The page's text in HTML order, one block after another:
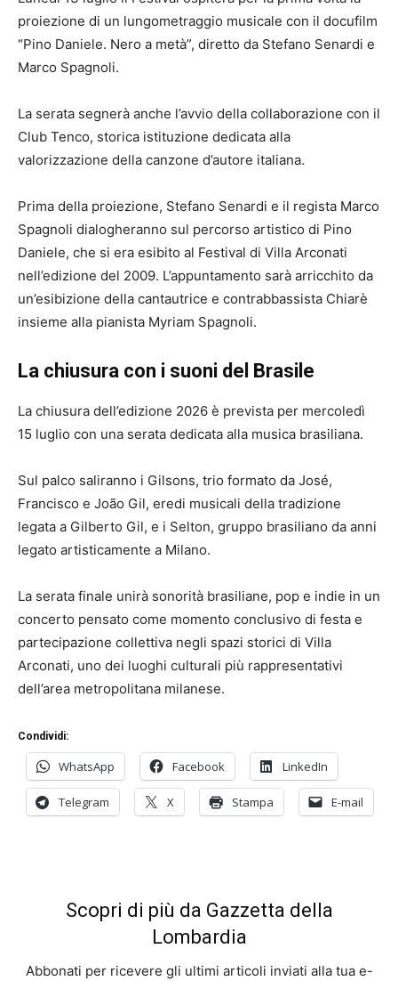
proiezione di un lungometraggio musicale con il docufilm
“Pino Daniele. Nero a metà”, diretto da Stefano Senardi e
Marco Spagnoli.
La serata segnerà anche l’avvio della collaborazione con il
Club Tenco, storica istituzione dedicata alla
valorizzazione della canzone d’autore italiana.
Prima della proiezione, Stefano Senardi e il regista Marco
Spagnoli dialogheranno sul percorso artistico di Pino
Daniele, che si era esibito al Festival di Villa Arconati
nell’edizione del 2009. L’appuntamento sarà arricchito da
un’esibizione della cantautrice e contrabbassista Chiarè
insieme alla pianista Myriam Spagnoli.
La chiusura con i suoni del Brasile
La chiusura dell’edizione 2026 è prevista per mercoledì
15 luglio con una serata dedicata alla musica brasiliana.
Sul palco saliranno i Gilsons, trio formato da José,
Francisco e João Gil, eredi musicali della tradizione
legata a Gilberto Gil, e i Selton, gruppo brasiliano da anni
legato artisticamente a Milano.
La serata finale unirà sonorità brasiliane, pop e indie in un
concerto pensato come momento conclusivo di festa e
partecipazione collettiva negli spazi storici di Villa
Arconati, uno dei luoghi culturali più rappresentativi
dell’area metropolitana milanese.
Condividi:
WhatsApp Facebook LinkedIn
Telegram X Stampa E-mail
Scopri di più da Gazzetta della
Lombardia
Abbonati per ricevere gli ultimi articoli inviati alla tua e-